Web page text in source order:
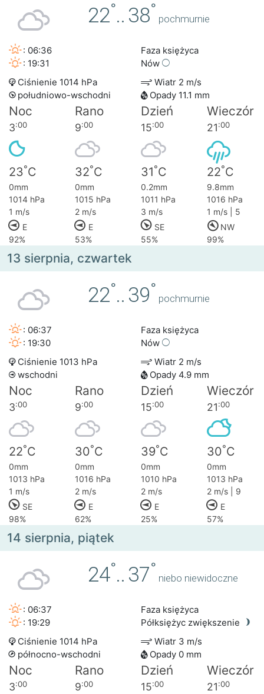
22°.. 38°
pochmurnie
: 06:36
: 19:31
Faza księżyca
Nów
Ciśnienie 1014 hPa
Wiatr 2 m/s
południowo-wschodni
Opady 11.1 mm
Noc Rano Dzień Wieczór
3:00 9:00 15:00 21:00
23°C 32°C 31°C 22°C
0mm 0mm 0.2mm
9.8mm
1014 hPa
1015 hPa 1011 hPa
1016 hPa
1 m/s
2 m/s 3 m/s
1 m/s | 5
E
E SE
NW
92%
53% 55% 99%
13 sierpnia, czwartek
22°.. 39°
pochmurnie
: 06:37
: 19:30
Faza księżyca
Nów
Ciśnienie 1013 hPa
Wiatr 2 m/s
wschodni
Opady 4.9 mm
Noc Rano Dzień Wieczór
3:00 9:00 15:00 21:00
22°C 30°C 39°C 30°C
0mm 0mm 0mm
0mm
1013 hPa
1016 hPa 1010 hPa
1013 hPa
1 m/s
2 m/s 2 m/s
2 m/s | 9
SE
E E
E
98%
62% 25% 57%
14 sierpnia, piątek
24°.. 37°
niebo niewidoczne
: 06:37
: 19:29
Faza księżyca
Półksiężyc zwiększenie
Ciśnienie 1014 hPa
Wiatr 3 m/s
północno-wschodni
Opady 0 mm
Noc Rano Dzień Wieczór
3:00 9:00 15:00 21:00